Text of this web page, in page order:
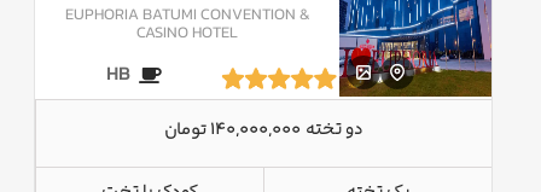
EUPHORIA BATUMI CONVENTION &
CASINO HOTEL
HB
دو تخته 140,000,000 تومان